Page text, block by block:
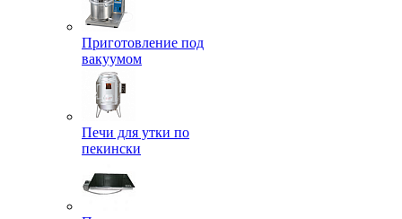
Приготовление под
вакуумом
Печи для утки по
пекински